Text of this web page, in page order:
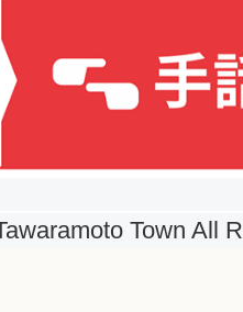
Town All